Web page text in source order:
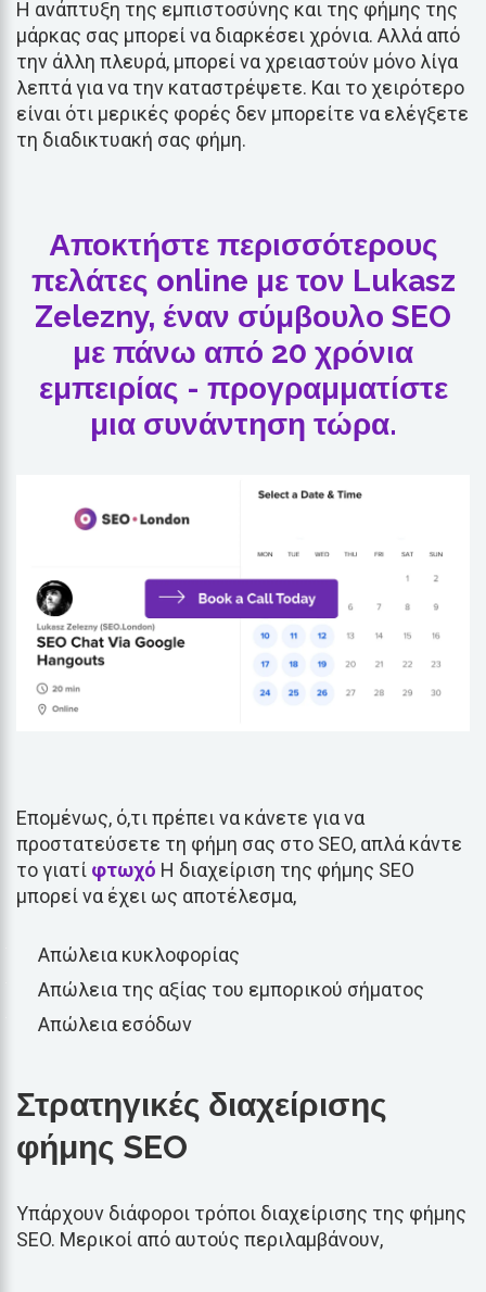
Η ανάπτυξη της εμπιστοσύνης και της φήμης της
μάρκας σας μπορεί να διαρκέσει χρόνια. Αλλά από
την άλλη πλευρά, μπορεί να χρειαστούν μόνο λίγα
λεπτά για να την καταστρέψετε. Και το χειρότερο
είναι ότι μερικές φορές δεν μπορείτε να ελέγξετε
τη διαδικτυακή σας φήμη.
Αποκτήστε περισσότερους
πελάτες online με τον Lukasz
Zelezny, έναν σύμβουλο SEO
με πάνω από 20 χρόνια
εμπειρίας - προγραμματίστε
μια συνάντηση τώρα.
Επομένως, ό,τι πρέπει να κάνετε για να
προστατεύσετε τη φήμη σας στο SEO, απλά κάντε
το γιατί φτωχό Η διαχείριση της φήμης SEO
μπορεί να έχει ως αποτέλεσμα,
Απώλεια κυκλοφορίας
Απώλεια της αξίας του εμπορικού σήματος
Απώλεια εσόδων
Στρατηγικές διαχείρισης
φήμης SEO
Υπάρχουν διάφοροι τρόποι διαχείρισης της φήμης
SEO. Μερικοί από αυτούς περιλαμβάνουν,